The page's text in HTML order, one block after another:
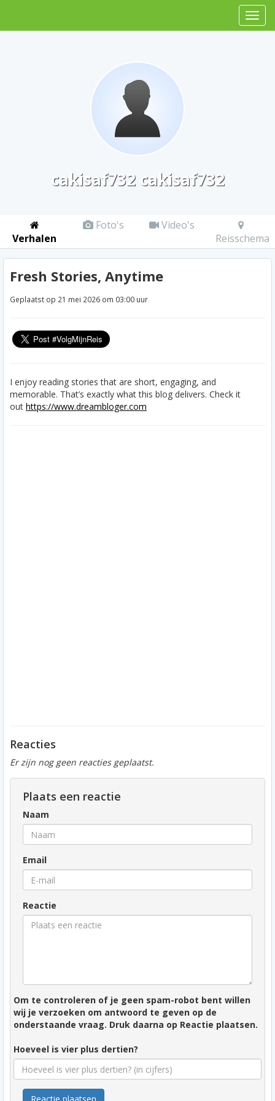
cakisaf732 cakisaf732
Verhalen
Foto's
Video's
Reisschema
Fresh Stories, Anytime
Geplaatst op 21 mei 2026 om 03:00 uur
I enjoy reading stories that are short, engaging, and
memorable. That’s exactly what this blog delivers. Check it
out https://www.dreambloger.com
Reacties
Er zijn nog geen reacties geplaatst.
Plaats een reactie
Naam
Email
Reactie
Om te controleren of je geen spam-robot bent willen
wij je verzoeken om antwoord te geven op de
onderstaande vraag. Druk daarna op Reactie plaatsen.
Hoeveel is vier plus dertien?